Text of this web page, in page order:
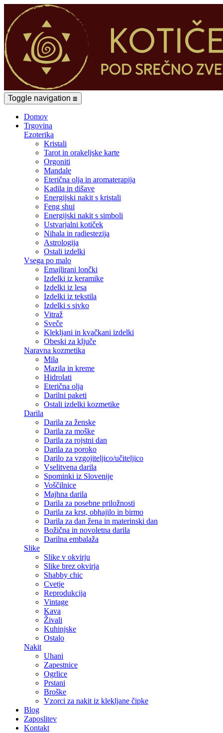
Toggle navigation ☰
Domov
Trgovina
Ezoterika
Kristali
Tarot in orakeljske karte
Orgoniti
Mandale
Eterična olja in aromaterapija
Kadila in dišave
Energijski nakit s kristali
Feng shui
Energijski nakit s simboli
Ustvarjalni kotiček
Nihala in radiestezija
Astrologija
Ostali izdelki
Vsega po malo
Emajlirani lončki
Izdelki iz keramike
Izdelki iz lesa
Izdelki iz tekstila
Izdelki s sivko
Vitraž
Sveče
Klekljani in kvačkani izdelki
Obeski za ključe
Naravna kozmetika
Mila
Mazila in kreme
Hidrolati
Eterična olja
Darilni paketi
Ostali izdelki kozmetike
Darila
Darila za ženske
Darila za moške
Darila za rojstni dan
Darila za poroko
Darilo za vzgojiteljico/učiteljico
Vselitvena darila
Spominki iz Slovenije
Voščilnice
Majhna darila
Darila za posebne priložnosti
Darila za krst, obhajilo in birmo
Darila za dan žena in materinski dan
Božična in novoletna darila
Darilna embalaža
Slike
Slike v okvirju
Slike brez okvirja
Shabby chic
Cvetje
Reprodukcija
Vintage
Kava
Živali
Kuhinjske
Ostalo
Nakit
Uhani
Zapestnice
Ogrlice
Prstani
Broške
Vzorci za nakit iz klekljane čipke
Blog
Zaposlitev
Kontakt